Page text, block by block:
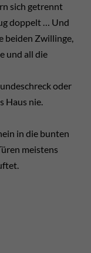
sich getrennt
doppelt … Und
beiden Zwillinge,
und all die
oder
Haus nie.
in die bunten
meistens